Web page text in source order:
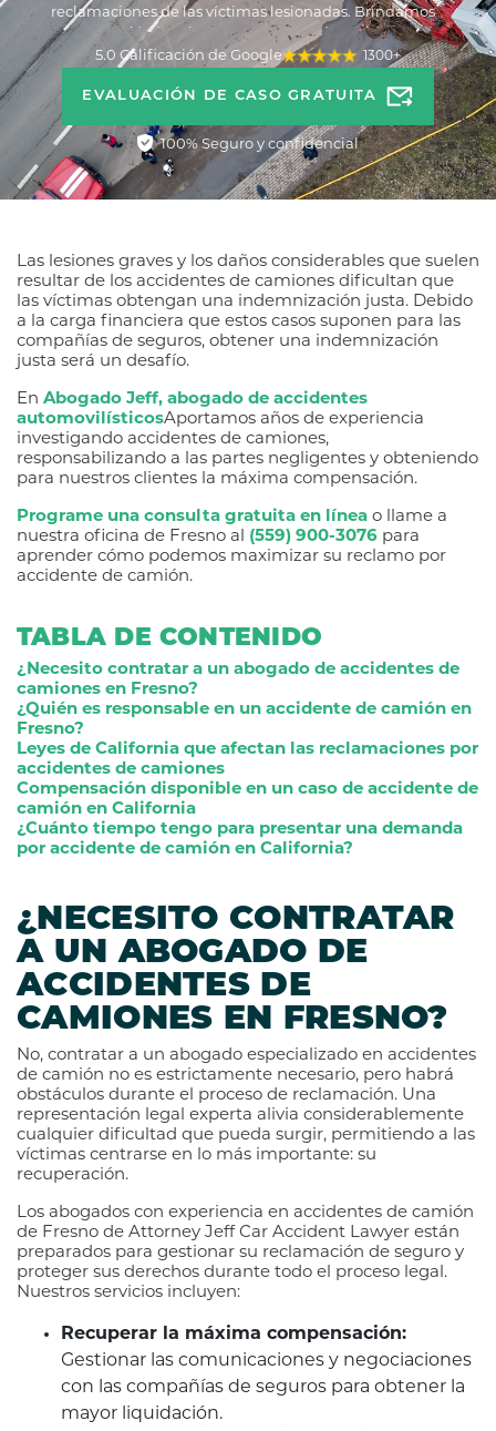
reclamaciones de las víctimas lesionadas. Brindamos
representación legal experta en casos de accidentes de
semirremolques, camiones de carga y otros accidentes de
EVALUACIÓN DE CASO GRATUITA
100% Seguro y confidencial
1300+
5.0 Calificación de Google
Las lesiones graves y los daños considerables que suelen
resultar de los accidentes de camiones dificultan que
las víctimas obtengan una indemnización justa. Debido
a la carga financiera que estos casos suponen para las
compañías de seguros, obtener una indemnización
justa será un desafío.
En Abogado Jeff, abogado de accidentes
automovilísticosAportamos años de experiencia
investigando accidentes de camiones,
responsabilizando a las partes negligentes y obteniendo
para nuestros clientes la máxima compensación.
Programe una consulta gratuita en línea o llame a
nuestra oficina de Fresno al (559) 900-3076 para
aprender cómo podemos maximizar su reclamo por
accidente de camión.
TABLA DE CONTENIDO
¿Necesito contratar a un abogado de accidentes de
camiones en Fresno?
¿Quién es responsable en un accidente de camión en
Fresno?
Leyes de California que afectan las reclamaciones por
accidentes de camiones
Compensación disponible en un caso de accidente de
camión en California
¿Cuánto tiempo tengo para presentar una demanda
por accidente de camión en California?
¿NECESITO CONTRATAR
A UN ABOGADO DE
ACCIDENTES DE
CAMIONES EN FRESNO?
No, contratar a un abogado especializado en accidentes
de camión no es estrictamente necesario, pero habrá
obstáculos durante el proceso de reclamación. Una
representación legal experta alivia considerablemente
cualquier dificultad que pueda surgir, permitiendo a las
víctimas centrarse en lo más importante: su
recuperación.
Los abogados con experiencia en accidentes de camión
de Fresno de Attorney Jeff Car Accident Lawyer están
preparados para gestionar su reclamación de seguro y
proteger sus derechos durante todo el proceso legal.
Nuestros servicios incluyen:
Recuperar la máxima compensación:
Gestionar las comunicaciones y negociaciones
con las compañías de seguros para obtener la
mayor liquidación.